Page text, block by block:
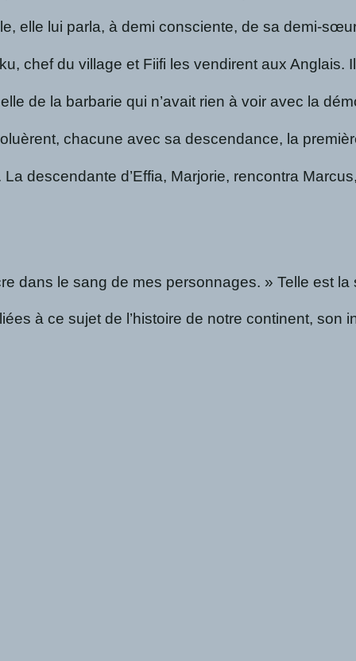
lui parla, à demi consciente, de sa demi-
chef du village et Fiifi les vendirent aux
de la barbarie qui n’avait rien à voir avec la
chacune avec sa descendance, la
d’Effia, Marjorie, rencontra
dans le sang de mes personnages. » Telle
à ce sujet de l’histoire de notre continent,